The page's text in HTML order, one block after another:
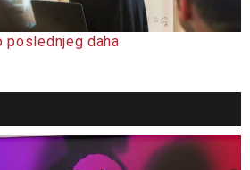
daha